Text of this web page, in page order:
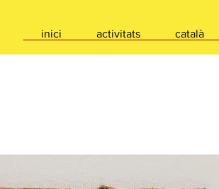
inici activitats català